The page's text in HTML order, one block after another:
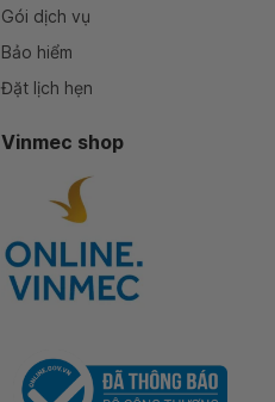
Gói dịch vụ
Bảo hiểm
Đặt lịch hẹn
Vinmec shop